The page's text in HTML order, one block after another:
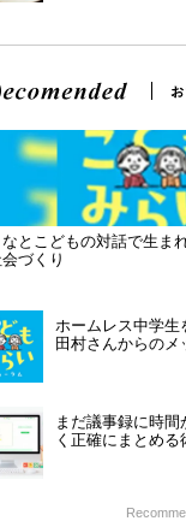
とこどもの対話で生ま
づくり
ホームレス中学生
田村さんからのメ
まだ議事録に時
く正確にまとめる